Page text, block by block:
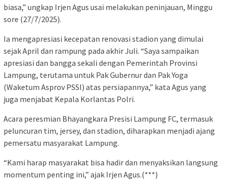
biasa,” ungkap Irjen Agus usai melakukan peninjauan, Minggu
sore (27/7/2025).
Ia mengapresiasi kecepatan renovasi stadion yang dimulai
sejak April dan rampung pada akhir Juli. “Saya sampaikan
apresiasi dan bangga sekali dengan Pemerintah Provinsi
Lampung, terutama untuk Pak Gubernur dan Pak Yoga
(Waketum Asprov PSSI) atas persiapannya,” kata Agus yang
juga menjabat Kepala Korlantas Polri.
Acara peresmian Bhayangkara Presisi Lampung FC, termasuk
peluncuran tim, jersey, dan stadion, diharapkan menjadi ajang
pemersatu masyarakat Lampung.
“Kami harap masyarakat bisa hadir dan menyaksikan langsung
momentum penting ini,” ajak Irjen Agus.(***)